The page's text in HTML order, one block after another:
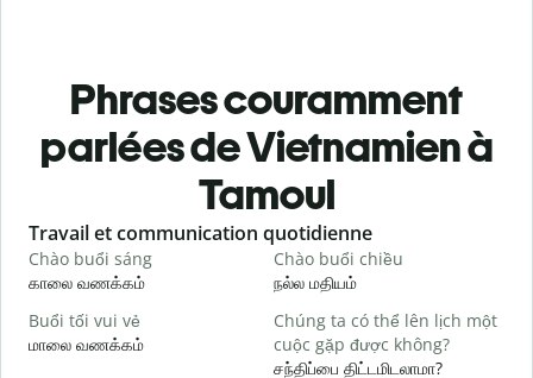
Phrases couramment
parlées de Vietnamien à
Tamoul
Slide 1 of 6
Travail et communication quotidienne
Chào buổi sáng
காலை வணக்கம்
Chào buổi chiều
நல்ல மதியம்
Buổi tối vui vẻ
மாலை வணக்கம்
Chúng ta có thể lên lịch một
cuộc gặp được không?
சந்திப்பை திட்டமிடலாமா?